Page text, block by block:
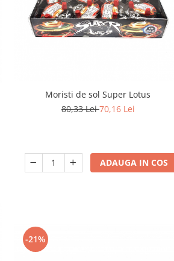
Moristi de sol Super Lotus
80,33 Lei70,16 Lei
ADAUGA IN COS
-21%